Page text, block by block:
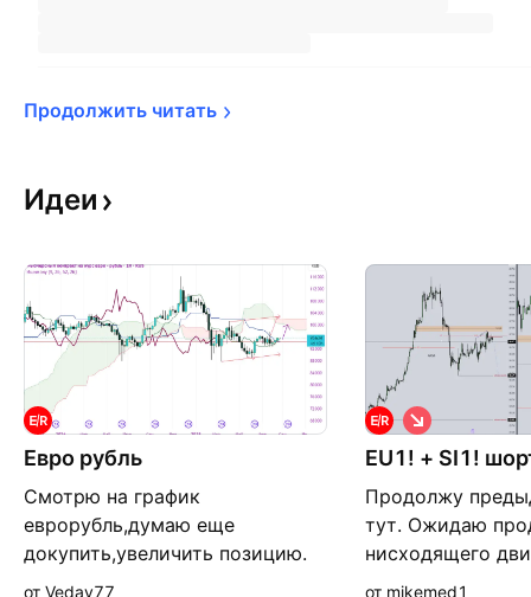
Продолжить читать
Идеи
Евро рубль
Смотрю на график
еврорубль,думаю еще
докупить,увеличить позицию.
Почему? 1.Перевернутая
от Vedav77
EU1! + SI1!
Продолжу
тут. Ожидаю
нисходящего
рамках модели
К
о
р
т
к
а
я
от mikemed1